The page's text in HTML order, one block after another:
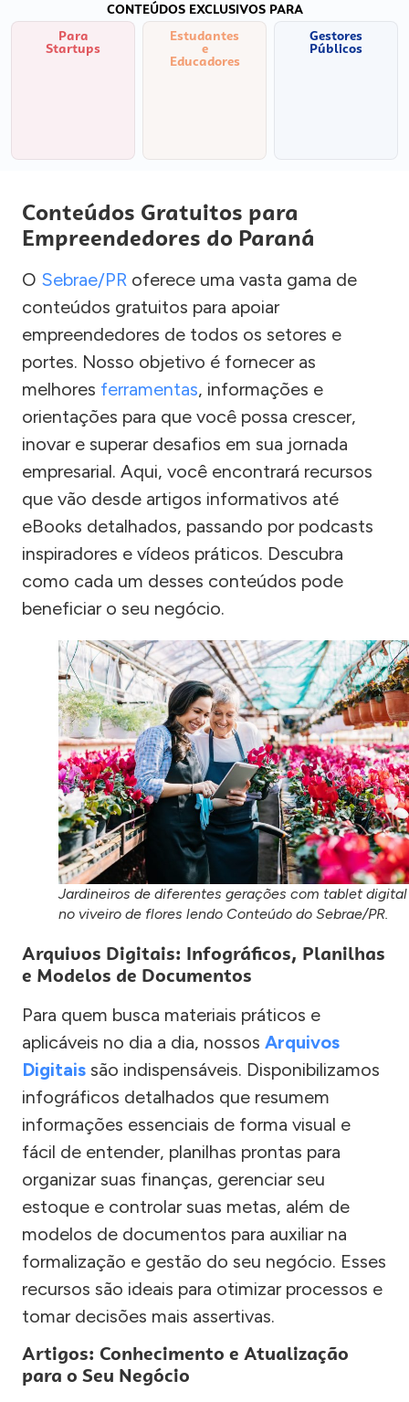
CONTEÚDOS EXCLUSIVOS PARA
Para
Startups
Estudantes
e
Educadores
Gestores
Públicos
Conteúdos Gratuitos para
Empreendedores do Paraná
O Sebrae/PR oferece uma vasta gama de
conteúdos gratuitos para apoiar
empreendedores de todos os setores e
portes. Nosso objetivo é fornecer as
melhores ferramentas, informações e
orientações para que você possa crescer,
inovar e superar desafios em sua jornada
empresarial. Aqui, você encontrará recursos
que vão desde artigos informativos até
eBooks detalhados, passando por podcasts
inspiradores e vídeos práticos. Descubra
como cada um desses conteúdos pode
beneficiar o seu negócio.
Jardineiros de diferentes gerações com tablet digital
no viveiro de flores lendo Conteúdo do Sebrae/PR.
Arquivos Digitais: Infográficos, Planilhas
e Modelos de Documentos
Para quem busca materiais práticos e
aplicáveis no dia a dia, nossos Arquivos
Digitais são indispensáveis. Disponibilizamos
infográficos detalhados que resumem
informações essenciais de forma visual e
fácil de entender, planilhas prontas para
organizar suas finanças, gerenciar seu
estoque e controlar suas metas, além de
modelos de documentos para auxiliar na
formalização e gestão do seu negócio. Esses
recursos são ideais para otimizar processos e
tomar decisões mais assertivas.
Artigos: Conhecimento e Atualização
para o Seu Negócio